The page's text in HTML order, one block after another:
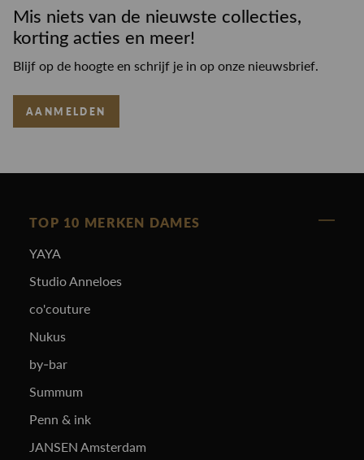
Mis niets van de nieuwste collecties,
korting acties en meer!
Blijf op de hoogte en schrijf je in op onze nieuwsbrief.
AANMELDEN
TOP 10 MERKEN DAMES
YAYA
Studio Anneloes
co'couture
Nukus
by-bar
Summum
Penn & ink
JANSEN Amsterdam